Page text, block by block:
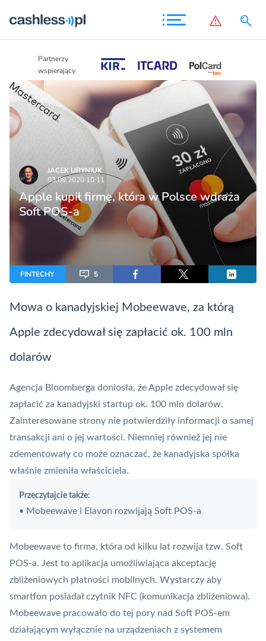
Partnerzy
wspierający
JACEK URYNIUK
03.08.2020 10:11
Apple kupił firmę, która w Polsce wdraża
Soft POS-a
FINTECHY 5
Mowa o kanadyjskiej Mobeewave, za którą
Apple zdecydował się zapłacić ok. 100 mln
dolarów
Agencja Bloomberga doniosła, że Apple zdecydował się
zapłacić za kanadyjski startup ok. 100 mln dolarów.
Zainteresowane strony nie potwierdziły informacji o samej
transakcji ani o jej wartości. Niemniej również jej nie
zdementowały co może oznaczać, że kanadyjska spółka
właśnie zmieniła właściciela.
Przeczytajcie także:
• Mobeewave i Elavon rozwijają Soft POS-a
Mobeewave to firma, która od kilku lat rozwija tzw. Soft
POS-a. Jest to aplikacja umożliwiająca akceptację
zbliżeniowych płatności mobilnych. Wystarczy aby
smartfon posiadał czytnik NFC (komunikacja zbliżeniowa).
Mobeewave pracowało do tej pory nad Soft POS-em
działającym wyłącznie na urządzeniach z systemem